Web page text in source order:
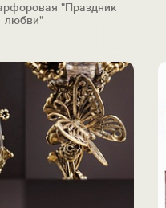
"Праздник
любви"